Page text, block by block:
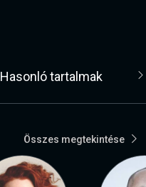
Hasonló tartalmak
Összes megtekintése